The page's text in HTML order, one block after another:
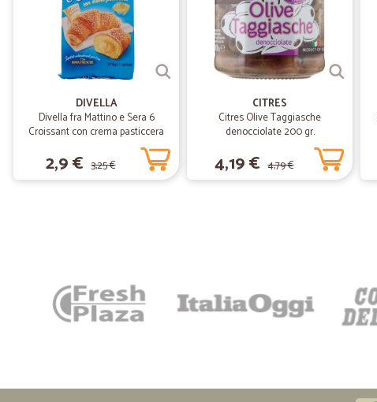
DIVELLA
Divella fra Mattino e Sera 6
Croissant con crema pasticcera
2,9 € 3,25 €
CITRES
Citres Olive Taggiasche
denocciolate 200 gr.
4,19 € 4,79 €